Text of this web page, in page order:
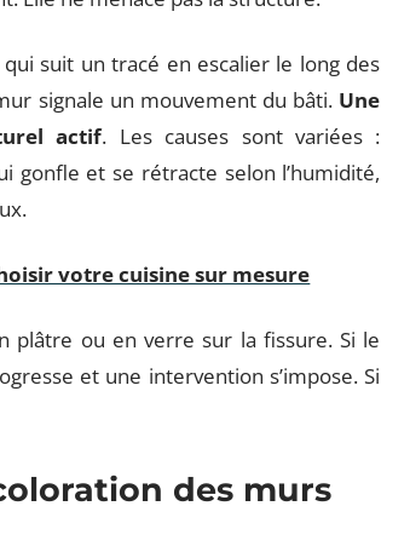
suit un tracé en escalier le long des
signale un mouvement du bâti. Une
actif. Les causes sont variées :
gonfle et se rétracte selon l’humidité,
votre cuisine sur mesure
plâtre ou en verre sur la fissure. Si le
et une intervention s’impose. Si
des murs